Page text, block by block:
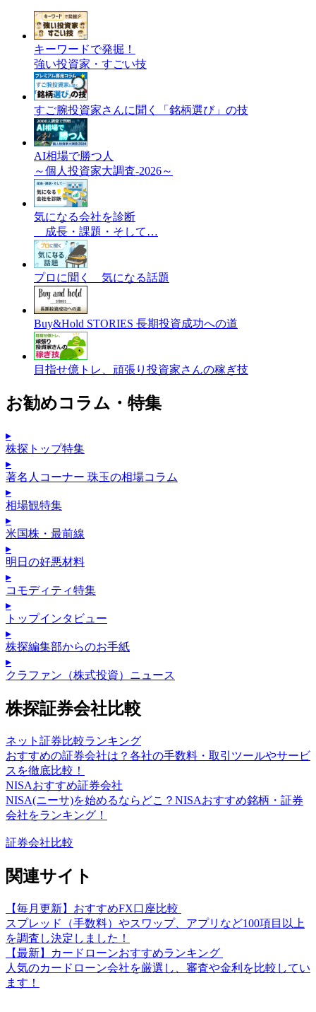
キーワードで発掘！
強い投資家・すごい技
すご腕投資家さんに聞く「銘柄選び」の技
AI相場で勝つ人
～個人投資家大調査-2026～
気になる会社を診断
成長・課題・そして…
プロに聞く 気になる話題
Buy&Hold STORIES 長期投資成功への道
目指せ億トレ、頑張り投資家さんの稼ぎ技
お勧めコラム・特集
▸
株探トップ特集
▸
著名人コーナー 珠玉の相場コラム
▸
相場観特集
▸
米国株・最前線
▸
明日の好悪材料
▸
コモディティ特集
▸
トップインタビュー
▸
株探編集部からのお手紙
▸
クラファン（株式投資）ニュース
株探証券会社比較
ネット証券比較ランキング
おすすめの証券会社は？各社の手数料・取引ツールやサービ
スを徹底比較！
NISAおすすめ証券会社
NISA(ニーサ)を始めるならどこ？NISAおすすめ銘柄・証券
会社をランキング！
証券会社比較
関連サイト
【毎月更新】おすすめFX口座比較
スプレッド（手数料）やスワップ、アプリなど100項目以上
を調査し決定しました！
【最新】カードローンおすすめランキング
人気のカードローン会社を厳選し、審査や金利を比較してい
ます！